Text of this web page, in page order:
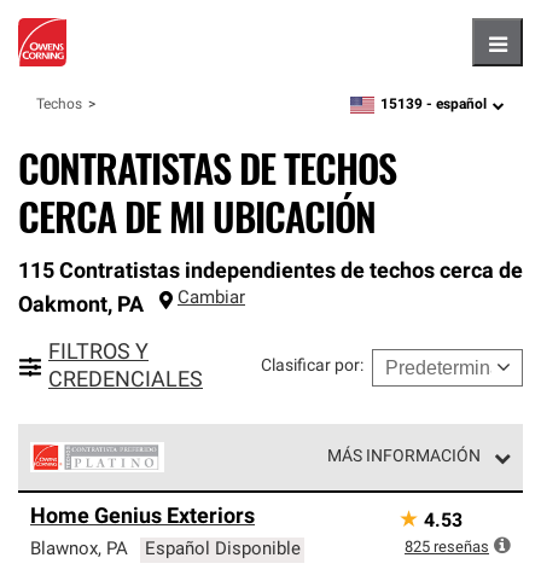
Techos zipcode,language
15139 - español
CONTRATISTAS DE TECHOS
CERCA DE MI UBICACIÓN
115 Contratistas independientes de techos cerca de
Oakmont, PA Cambiar
FILTROS Y
CREDENCIALES
Clasificar por:
MÁS INFORMACIÓN
Corning constituyen el nivel superior de nuestra red
exclusiva y cumplen con estándares estrictos de
Home Genius Exteriors
Blawnox, PA Español Disponible
★ 4.53
825 reseñas